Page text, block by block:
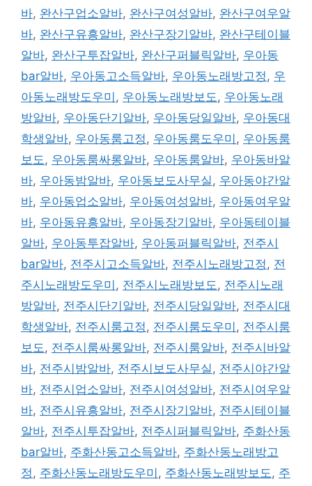
바, 완산구업소알바, 완산구여성알바, 완산구여우알
바, 완산구유흥알바, 완산구장기알바, 완산구테이블
알바, 완산구투잡알바, 완산구퍼블릭알바, 우아동
bar알바, 우아동고소득알바, 우아동노래방고정, 우
아동노래방도우미 , 우아동노래방보도, 우아동노래
방알바, 우아동단기알바, 우아동당일알바, 우아동대
학생알바, 우아동룸고정, 우아동룸도우미 , 우아동룸
보도, 우아동룸싸롱알바, 우아동룸알바, 우아동바알
바, 우아동밤알바, 우아동보도사무실, 우아동야간알
바, 우아동업소알바, 우아동여성알바, 우아동여우알
바, 우아동유흥알바, 우아동장기알바, 우아동테이블
알바, 우아동투잡알바, 우아동퍼블릭알바, 전주시
bar알바, 전주시고소득알바, 전주시노래방고정, 전
주시노래방도우미 , 전주시노래방보도, 전주시노래
방알바, 전주시단기알바, 전주시당일알바, 전주시대
학생알바, 전주시룸고정, 전주시룸도우미 , 전주시룸
보도, 전주시룸싸롱알바, 전주시룸알바, 전주시바알
바, 전주시밤알바, 전주시보도사무실, 전주시야간알
바, 전주시업소알바, 전주시여성알바, 전주시여우알
바, 전주시유흥알바, 전주시장기알바, 전주시테이블
알바, 전주시투잡알바, 전주시퍼블릭알바, 주화산동
bar알바, 주화산동고소득알바, 주화산동노래방고
정, 주화산동노래방도우미 , 주화산동노래방보도, 주